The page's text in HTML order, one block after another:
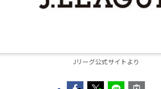
Jリーグ公式サイトより